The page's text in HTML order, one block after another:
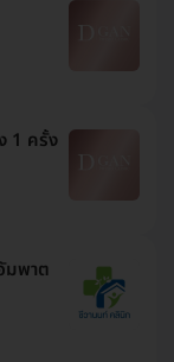
1 ครั้ง
มพาต